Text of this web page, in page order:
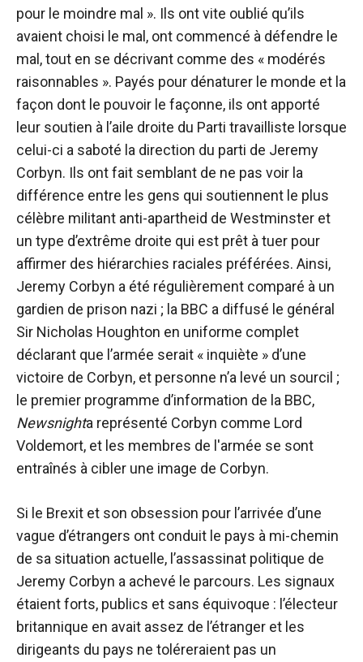
pour le moindre mal ». Ils ont vite oublié qu’ils
avaient choisi le mal, ont commencé à défendre le
mal, tout en se décrivant comme des « modérés
raisonnables ». Payés pour dénaturer le monde et la
façon dont le pouvoir le façonne, ils ont apporté
leur soutien à l’aile droite du Parti travailliste lorsque
celui-ci a saboté la direction du parti de Jeremy
Corbyn. Ils ont fait semblant de ne pas voir la
différence entre les gens qui soutiennent le plus
célèbre militant anti-apartheid de Westminster et
un type d’extrême droite qui est prêt à tuer pour
affirmer des hiérarchies raciales préférées. Ainsi,
Jeremy Corbyn a été régulièrement comparé à un
gardien de prison nazi ; la BBC a diffusé le général
Sir Nicholas Houghton en uniforme complet
déclarant que l’armée serait « inquiète » d’une
victoire de Corbyn, et personne n’a levé un sourcil ;
le premier programme d’information de la BBC,
Newsnighta représenté Corbyn comme Lord
Voldemort, et les membres de l'armée se sont
entraînés à cibler une image de Corbyn.
Si le Brexit et son obsession pour l’arrivée d’une
vague d’étrangers ont conduit le pays à mi-chemin
de sa situation actuelle, l’assassinat politique de
Jeremy Corbyn a achevé le parcours. Les signaux
étaient forts, publics et sans équivoque : l’électeur
britannique en avait assez de l’étranger et les
dirigeants du pays ne toléreraient pas un